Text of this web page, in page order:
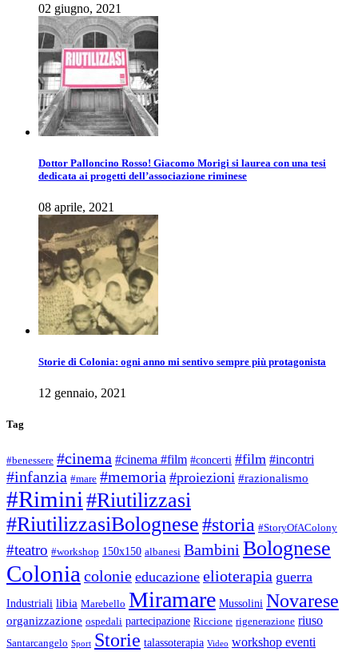
02 giugno, 2021
Dottor Palloncino Rosso! Giacomo Morigi si laurea con una tesi
dedicata ai progetti dell’associazione riminese
08 aprile, 2021
Storie di Colonia: ogni anno mi sentivo sempre più protagonista
12 gennaio, 2021
Tag
#benessere #cinema #cinema #film #concerti #film #incontri
#infanzia #mare #memoria #proiezioni #razionalismo
#Rimini #Riutilizzasi
#RiutilizzasiBolognese#storia #StoryOfAColony
#teatro #workshop 150x150 albanesi Bambini Bolognese
Colonia colonie educazione elioterapia guerra
Industriali libia Marebello Miramare Mussolini Novarese
organizzazione ospedali partecipazione Riccione rigenerazione riuso
Santarcangelo Sport Storie talassoterapia Video workshop eventi